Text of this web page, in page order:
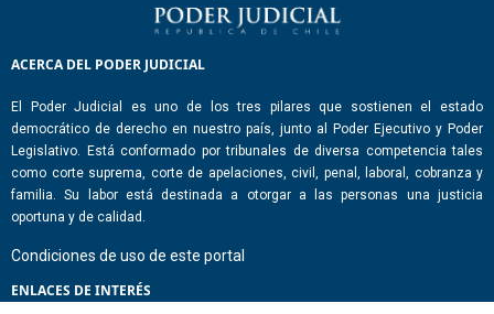
ACERCA DEL PODER JUDICIAL
El Poder Judicial es uno de los tres pilares que sostienen el estado
democrático de derecho en nuestro país, junto al Poder Ejecutivo y Poder
Legislativo. Está conformado por tribunales de diversa competencia tales
como corte suprema, corte de apelaciones, civil, penal, laboral, cobranza y
familia. Su labor está destinada a otorgar a las personas una justicia
oportuna y de calidad.
Condiciones de uso de este portal
ENLACES DE INTERÉS